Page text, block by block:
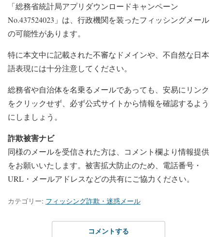
「総務省統計局アプリダウンロードキャンペーン
No.437524023」は、行政機関を装ったフィッシングメール
の可能性があります。
特に本文中に記載された不審なドメインや、不自然な日本
語表現には十分注意してください。
総務省や自治体を名乗るメールであっても、安易にリンク
をクリックせず、必ず公式サイトから情報を確認するよう
にしましょう。
詐欺被害ナビ
同様のメールを受信された方は、コメント欄より情報提供
をお願いいたします。被害拡大防止のため、電話番号・
URL・メールアドレスなどの共有にご協力ください。
カテゴリー: フィッシング詐欺・迷惑メール
コメントする